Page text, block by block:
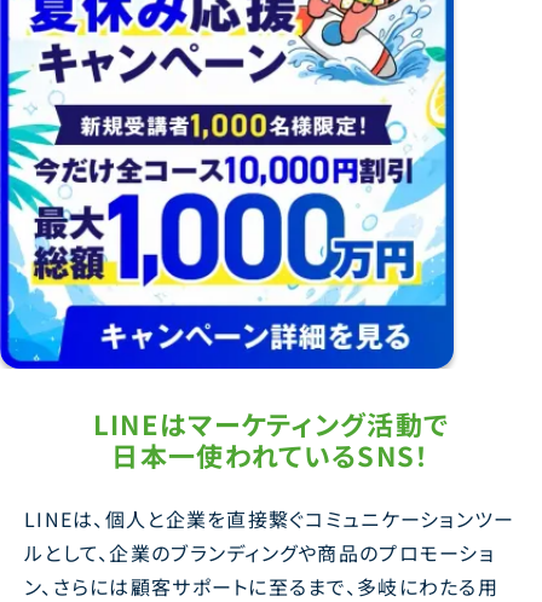
LINEはマーケティング活動で
日本一使われているSNS！
LINEは、個人と企業を直接繋ぐコミュニケーションツー
ルとして、企業のブランディングや商品のプロモーショ
ン、さらには顧客サポートに至るまで、多岐にわたる用